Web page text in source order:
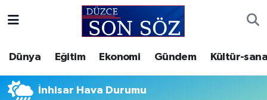
Dünya Eğitim Ekonomi Gündem Kültür-
İnhisar Hava Durumu
Gizlilik Sözleşmesi
Akçakoca Hava Durumu